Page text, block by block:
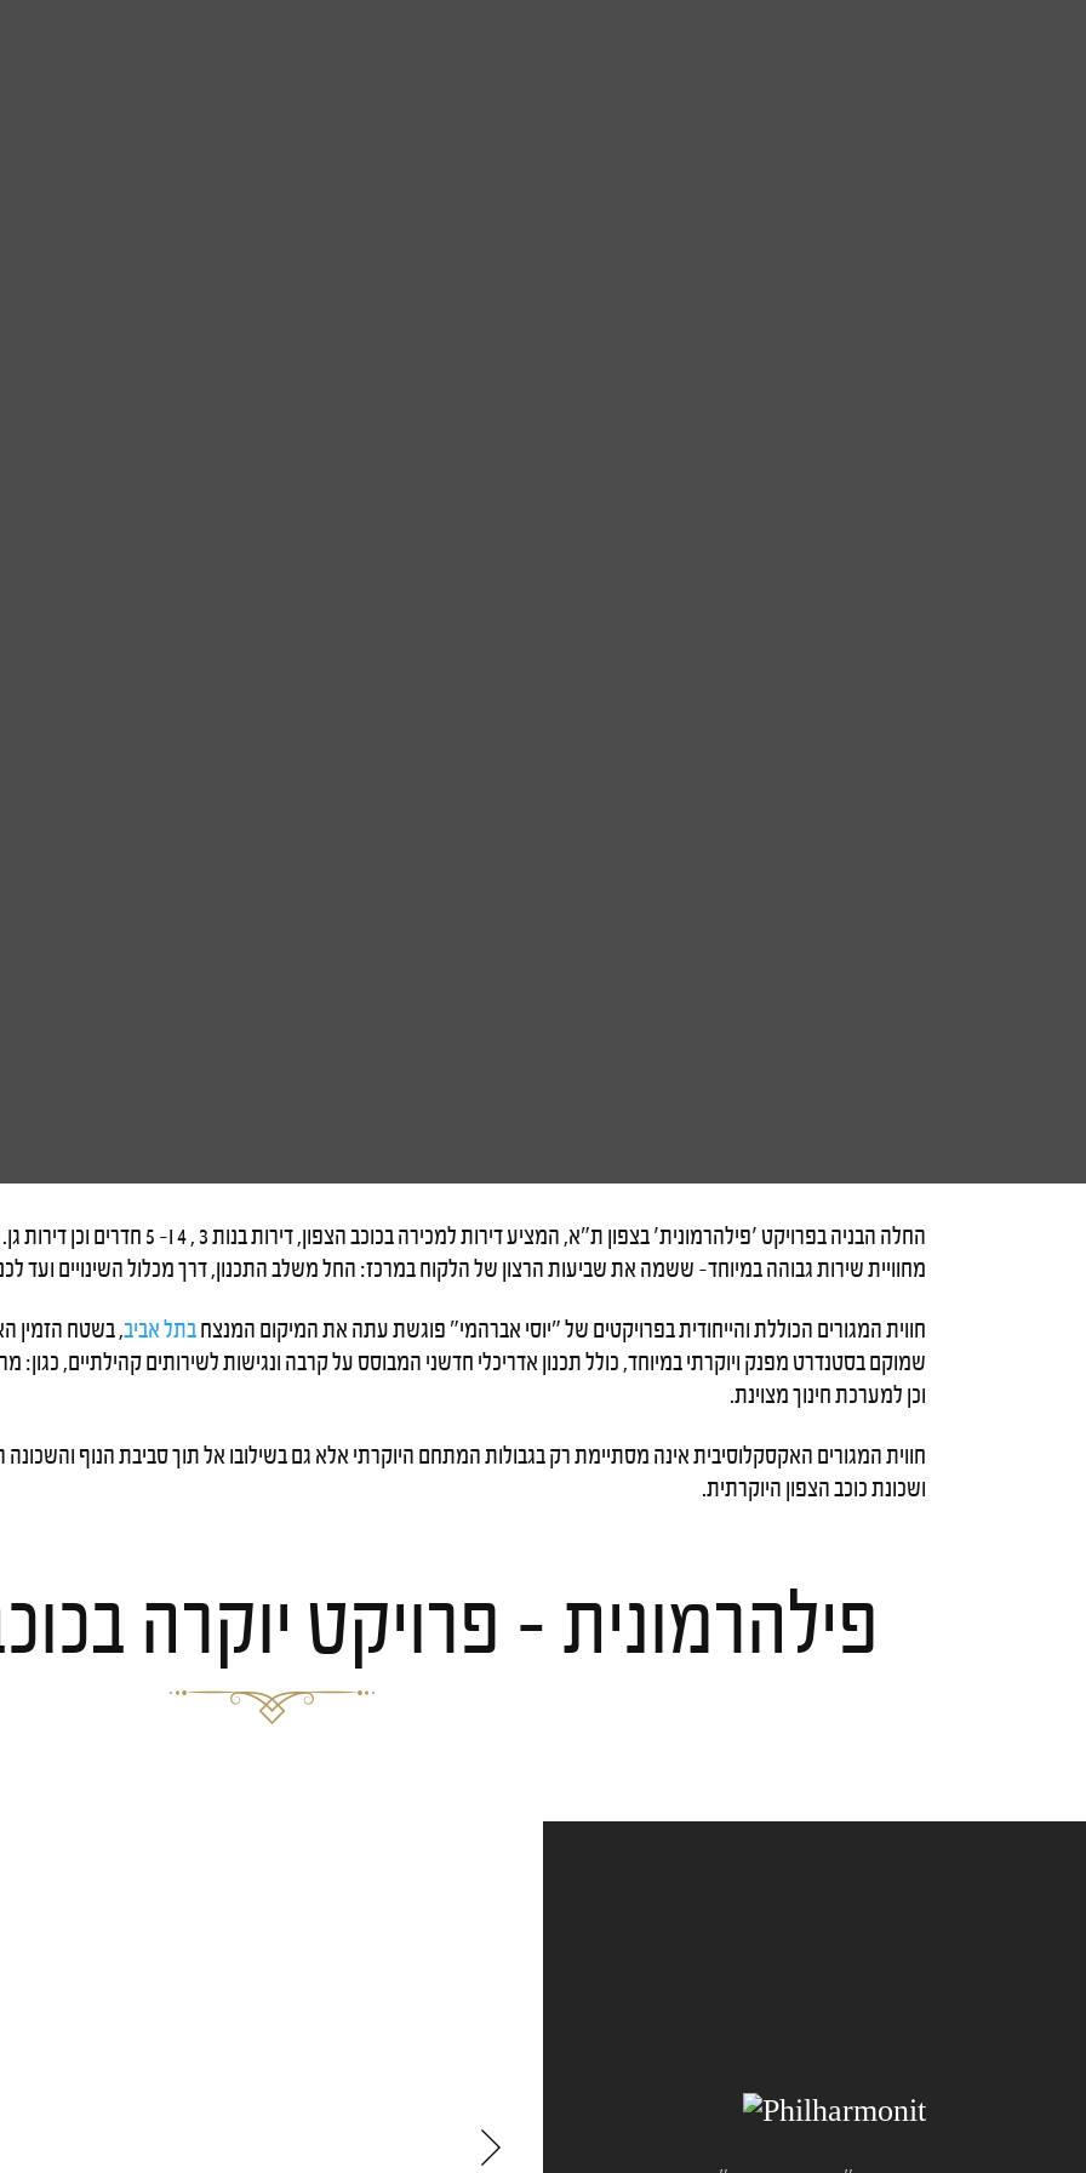
החלה הבניה בפרויקט 'פילהרמונית' בצפון
מחוויית שירות גבוהה במיוחד- ששמה את שביעות הרצון של הלקוח במרכז: החל משלב התכנון, דרך מכלול השינויים ועד
חווית המגורים הכוללת והייחודית בפרויקטים של "יוסי אברהמי" פוגשת עתה את המיקום המנצחבתל אביב, בשטח הזמין
שמוקם בסטנדרט מפנק ויוקרתי במיוחד, כולל תכנון אדריכלי חדשני המבוסס על קרבה ונגישות לשירותים קהילתיים, כגון:
וכן למערכת חינוך מצוינת.
חווית המגורים האקסקלוסיבית אינה מסתיימת רק בגבולות המתחם היוקרתי אלא גם בשילובו אל תוך סביבת הנוף
ושכונת כוכב הצפון היוקרתית.
פילהרמונית – פרויקט יוקרה